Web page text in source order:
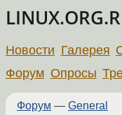
Новости Галерея
Форум Опросы
Форум — General